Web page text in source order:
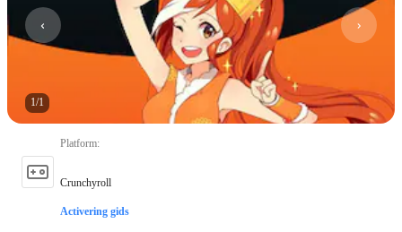
1/1
Platform:
Crunchyroll
Activering gids